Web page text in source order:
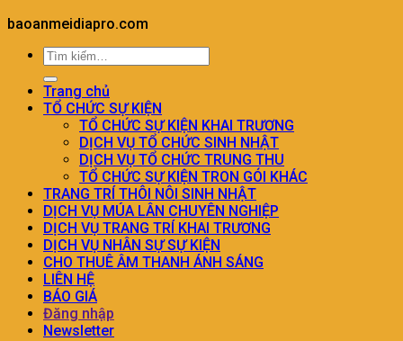
baoanmeidiapro.com
Trang chủ
TỔ CHỨC SỰ KIỆN
TỔ CHỨC SỰ KIỆN KHAI TRƯƠNG
DỊCH VỤ TỔ CHỨC SINH NHẬT
DỊCH VỤ TỔ CHỨC TRUNG THU
TỔ CHỨC SỰ KIỆN TRON GÓI KHÁC
TRANG TRÍ THÔI NÔI SINH NHẬT
DỊCH VỤ MÚA LÂN CHUYÊN NGHIỆP
DỊCH VỤ TRANG TRÍ KHAI TRƯƠNG
DỊCH VỤ NHÂN SỰ SỰ KIỆN
CHO THUÊ ÂM THANH ÁNH SÁNG
LIÊN HỆ
BÁO GIÁ
Đăng nhập
Newsletter